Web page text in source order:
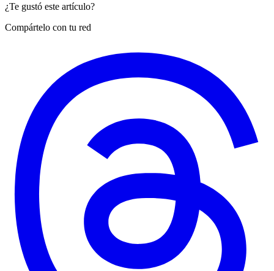
¿Te gustó este artículo?
Compártelo con tu red